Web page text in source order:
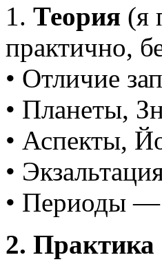
1. Теория (я
практично,
• Отличие
• Планеты,
• Аспекты,
•
• Периоды —
2.